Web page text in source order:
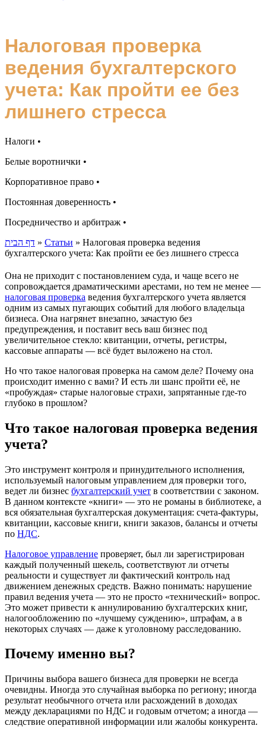
Налоговая проверка
ведения бухгалтерского
учета: Как пройти ее без
лишнего стресса
Налоги •
Белые воротнички •
Корпоративное право •
Постоянная доверенность •
Посредничество и арбитраж •
דף הבית » Статьи » Налоговая проверка ведения
бухгалтерского учета: Как пройти ее без лишнего стресса
Она не приходит с постановлением суда, и чаще всего не
сопровождается драматическими арестами, но тем не менее —
налоговая проверка ведения бухгалтерского учета является
одним из самых пугающих событий для любого владельца
бизнеса. Она нагрянет внезапно, зачастую без
предупреждения, и поставит весь ваш бизнес под
увеличительное стекло: квитанции, отчеты, регистры,
кассовые аппараты — всё будет выложено на стол.
Но что такое налоговая проверка на самом деле? Почему она
происходит именно с вами? И есть ли шанс пройти её, не
«пробуждая» старые налоговые страхи, запрятанные где-то
глубоко в прошлом?
Что такое налоговая проверка ведения
учета?
Это инструмент контроля и принудительного исполнения,
используемый налоговым управлением для проверки того,
ведет ли бизнес бухгалтерский учет в соответствии с законом.
В данном контексте «книги» — это не романы в библиотеке, а
вся обязательная бухгалтерская документация: счета-фактуры,
квитанции, кассовые книги, книги заказов, балансы и отчеты
по НДС.
Налоговое управление проверяет, был ли зарегистрирован
каждый полученный шекель, соответствуют ли отчеты
реальности и существует ли фактический контроль над
движением денежных средств. Важно понимать: нарушение
правил ведения учета — это не просто «технический» вопрос.
Это может привести к аннулированию бухгалтерских книг,
налогообложению по «лучшему суждению», штрафам, а в
некоторых случаях — даже к уголовному расследованию.
Почему именно вы?
Причины выбора вашего бизнеса для проверки не всегда
очевидны. Иногда это случайная выборка по региону; иногда
результат необычного отчета или расхождений в доходах
между декларациями по НДС и годовым отчетом; а иногда —
следствие оперативной информации или жалобы конкурента.